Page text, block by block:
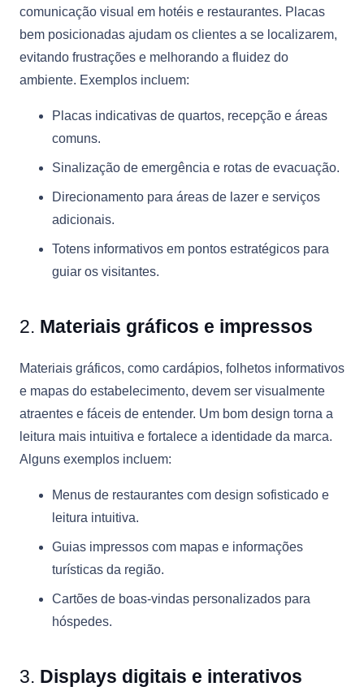
comunicação visual em hotéis e restaurantes. Placas
bem posicionadas ajudam os clientes a se localizarem,
evitando frustrações e melhorando a fluidez do
ambiente. Exemplos incluem:
Placas indicativas de quartos, recepção e áreas
comuns.
Sinalização de emergência e rotas de evacuação.
Direcionamento para áreas de lazer e serviços
adicionais.
Totens informativos em pontos estratégicos para
guiar os visitantes.
2. Materiais gráficos e impressos
Materiais gráficos, como cardápios, folhetos informativos
e mapas do estabelecimento, devem ser visualmente
atraentes e fáceis de entender. Um bom design torna a
leitura mais intuitiva e fortalece a identidade da marca.
Alguns exemplos incluem:
Menus de restaurantes com design sofisticado e
leitura intuitiva.
Guias impressos com mapas e informações
turísticas da região.
Cartões de boas-vindas personalizados para
hóspedes.
3. Displays digitais e interativos